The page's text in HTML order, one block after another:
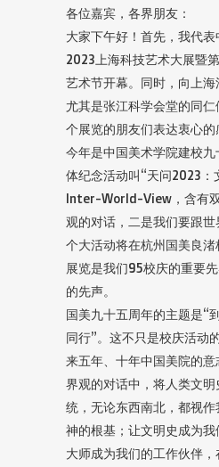
各位嘉宾，各界朋友：
大家下午好！首先，我代
2023上海科技艺术大展暨
艺术节开幕。同时，向上
尤其是张江科学会堂的同
个展览的朋友们表达衷心的
今年是中国美术学院建校
体纪念活动叫“天问2023：
Inter-World-View，含有
观的对话，二是我们要跟世
个大活动将在杭州国美良
展览是我们95校庆的重要
的先声。
国美九十五周年的主题是“
同行”。这不只是校庆活动
来五年、十年中国美院的
界观的对话中，将人类文
统，无论东西南北，都视
神的根基；让文明史成为
大师成为我们的工作伙伴